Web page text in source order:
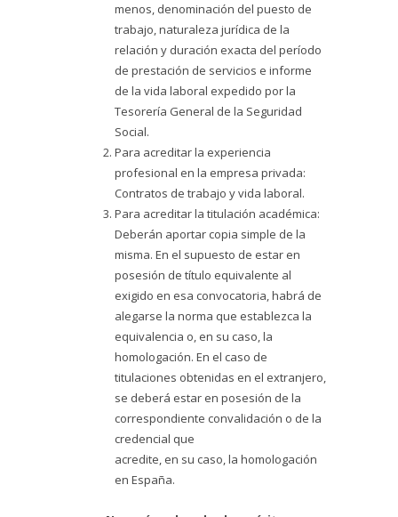
menos, denominación del puesto de
trabajo, naturaleza jurídica de la
relación y duración exacta del período
de prestación de servicios e informe
de la vida laboral expedido por la
Tesorería General de la Seguridad
Social.
Para acreditar la experiencia
profesional en la empresa privada:
Contratos de trabajo y vida laboral.
Para acreditar la titulación académica:
Deberán aportar copia simple de la
misma. En el supuesto de estar en
posesión de título equivalente al
exigido en esa convocatoria, habrá de
alegarse la norma que establezca la
equivalencia o, en su caso, la
homologación. En el caso de
titulaciones obtenidas en el extranjero,
se deberá estar en posesión de la
correspondiente convalidación o de la
credencial que
acredite, en su caso, la homologación
en España.